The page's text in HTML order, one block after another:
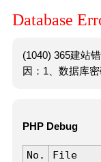
Database
(1040) 365建站
因：1、数据库
PHP Debug
No. File